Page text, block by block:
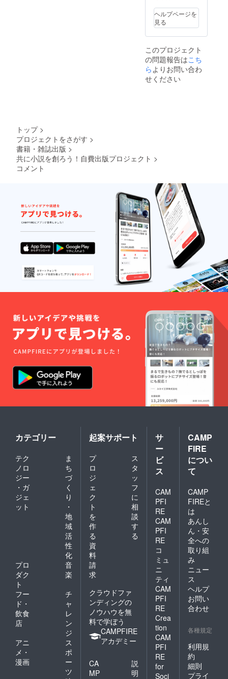
ヘルプページを
見る
このプロジェクト
の問題報告はこち
ら よりお問い合わ
せください
トップ >
プロジェクトをさがす >
書籍・雑誌出版 >
共に小説を創ろう！自費出版プロジェクト >
コメント
カテゴリー
テク
ノロ
ジー
・ガ
ジェ
ット
ま
ち
づ
く
り
・
地
域
活
性
化
プロ
ダク
ト
音
楽
フー
ド・
飲食
店
チ
ャ
レ
ン
ジ
アニ
メ・
漫画
ス
ポ
ー
ツ
起案サポート
プ
ロ
ジ
ェ
ク
ト
を
作
る
ス
タ
ッ
フ
に
相
談
す
る
資
料
請
求
クラウドファ
ンディングの
ノウハウを無
料で学ぼう
CAMPFIRE
アカデミー
CA
MP
説
明
サ
ー
ビ
ス
CAM
PFI
RE
CAM
PFI
RE
コ
ミュ
ニ
ティ
CAM
PFI
RE
Crea
tion
CAM
PFI
RE
for
Soci
CAMP
FIRE
につい
て
CAMP
FIREと
は
あんし
ん・安
全への
取り組
み
ニュー
ス
ヘルプ
お問い
合わせ
各種規定
利用規
約
細則
プライ